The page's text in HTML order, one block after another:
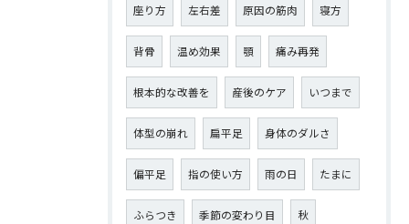
座り方 左右差 原因の筋肉 寝方
背骨 温め効果 顎 痛み再発
根本的な改善を 産後のケア いつまで
体型の崩れ 扁平足 身体のダルさ
偏平足 指の使い方 雨の日 たまに
ふらつき 季節の変わり目 秋